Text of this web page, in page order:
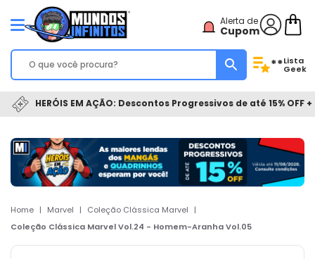
Alerta de
Cupom
**Lista
Geek
HERÓIS EM AÇÃO: Descontos Progressivos de até 15% OFF
Home | Marvel | Coleção Clássica Marvel
|
Coleção Clássica Marvel Vol.24 - Homem-Aranha Vol.05